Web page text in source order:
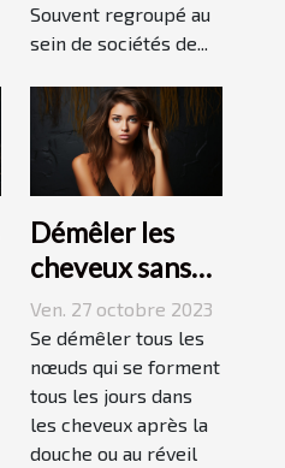
Souvent regroupé au
sein de sociétés de...
Démêler les
cheveux sans
difficulté et
sans douleur :
comment s’y
prendre ?
Ven. 27 octobre 2023
Se démêler tous les
nœuds qui se forment
tous les jours dans
les cheveux après la
douche ou au réveil